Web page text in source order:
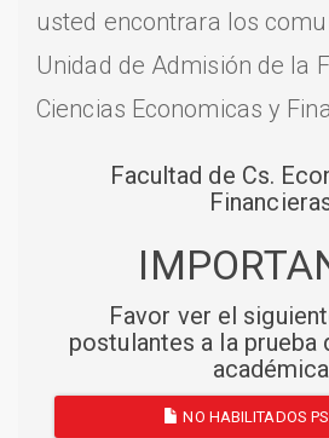
usted encontrara los
Unidad de Admisión de la
Ciencias Economicas y
Facultad de Cs.
Favor ver el
postulantes a la prueba
académica
NO HABILITADOS